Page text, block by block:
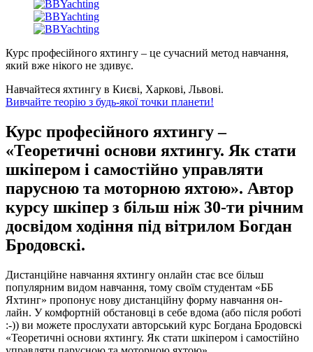
Курс професійного яхтингу – це сучасний метод навчання,
який вже нікого не здивує.
Навчайтеся яхтингу в Києві, Харкові, Львові.
Вивчайте теорію з будь-якої точки планети!
Курс професійного яхтингу –
«Теоретичні основи яхтингу. Як стати
шкіпером і самостійно управляти
парусною та моторною яхтою». Автор
курсу шкіпер з більш ніж 30-ти річним
досвідом ходіння під вітрилом Богдан
Бродовскі.
Дистанційне навчання яхтингу онлайн стає все більш
популярним видом навчання, тому своїм студентам «ББ
Яхтинг» пропонує нову дистанційну форму навчання он-
лайн. У комфортній обстановці в себе вдома (або після роботі
:-)) ви можете прослухати авторський курс Богдана Бродовскі
«Теоретичні основи яхтингу. Як стати шкіпером і самостійно